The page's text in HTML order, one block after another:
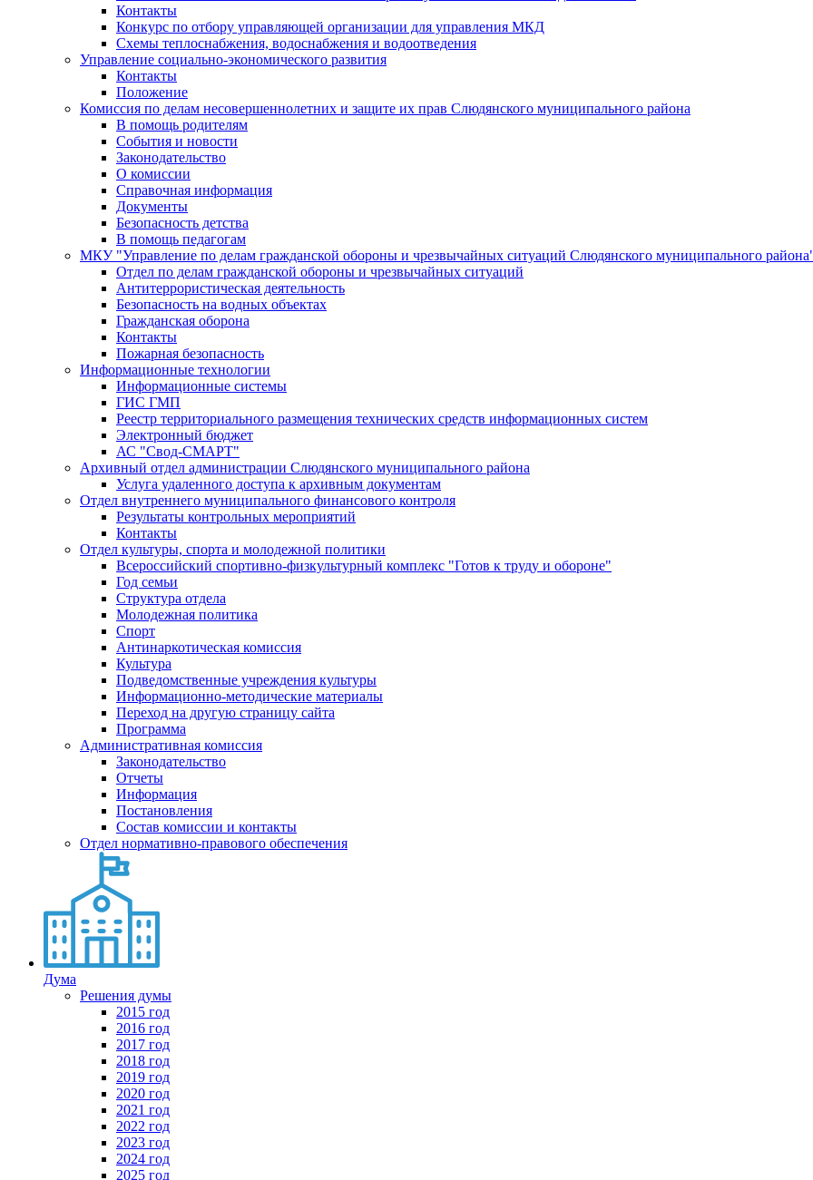
Контакты
Конкурс по отбору управляющей организации для управления МКД
Схемы теплоснабжения, водоснабжения и водоотведения
Управление социально-экономического развития
Контакты
Положение
Комиссия по делам несовершеннолетних и защите их прав Слюдянского муниципального района
В помощь родителям
События и новости
Законодательство
О комиссии
Справочная информация
Документы
Безопасность детства
В помощь педагогам
МКУ "Управление по делам гражданской обороны и чрезвычайных ситуаций Слюдянского муниципального
Отдел по делам гражданской обороны и чрезвычайных ситуаций
Антитеррористическая деятельность
Безопасность на водных объектах
Гражданская оборона
Контакты
Пожарная безопасность
Информационные технологии
Информационные системы
ГИС ГМП
Реестр территориального размещения технических средств информационных систем
Электронный бюджет
АС "Свод-СМАРТ"
Архивный отдел администрации Слюдянского муниципального района
Услуга удаленного доступа к архивным документам
Отдел внутреннего муниципального финансового контроля
Результаты контрольных мероприятий
Контакты
Отдел культуры, спорта и молодежной политики
Всероссийский спортивно-физкультурный комплекс "Готов к труду и обороне"
Год семьи
Структура отдела
Молодежная политика
Спорт
Антинаркотическая комиссия
Культура
Подведомственные учреждения культуры
Информационно-методические материалы
Переход на другую страницу сайта
Программа
Административная комиссия
Законодательство
Отчеты
Информация
Постановления
Состав комиссии и контакты
Отдел нормативно-правового обеспечения
Дума
Решения думы
2015 год
2016 год
2017 год
2018 год
2019 год
2020 год
2021 год
2022 год
2023 год
2024 год
2025 год